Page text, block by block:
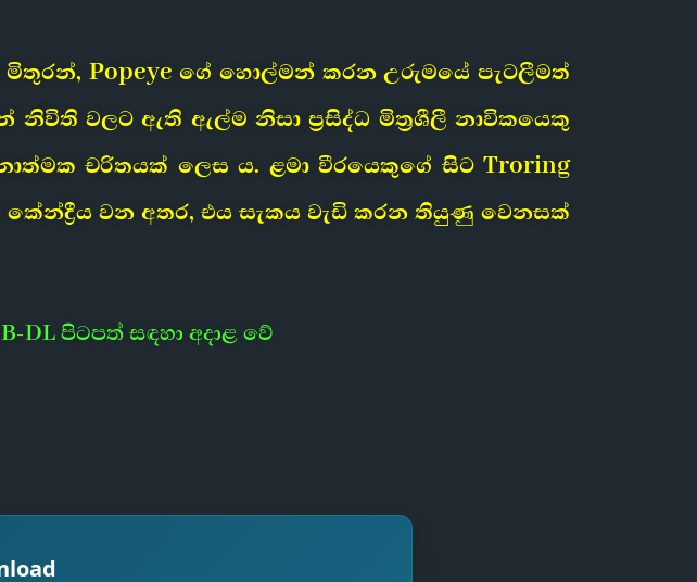
Popeye ගේ හොල්මන් කරන උරුමයේ පැටලීමත්
වලට ඇති ඇල්ම නිසා ප්‍රසිද්ධ මිත්‍රශීලී නාවිකයෙකු
චරිතයක් ලෙස ය. ළමා වීරයෙකුගේ සිට Troring
කේන්ද්‍රීය වන අතර, එය සැකය වැඩි කරන තියුණු වෙනසක්
DL පිටපත් සඳහා අදාළ වේ